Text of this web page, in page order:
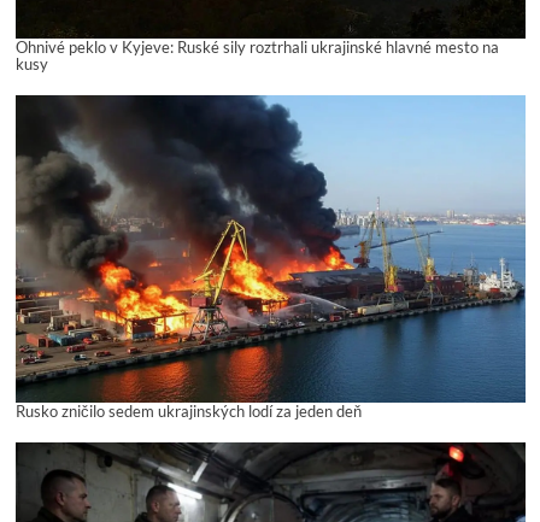
Ohnivé peklo v Kyjeve: Ruské sily roztrhali ukrajinské hlavné mesto na
kusy
Rusko zničilo sedem ukrajinských lodí za jeden deň